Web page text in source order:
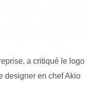
a critiqué le logo
designer en chef Akio